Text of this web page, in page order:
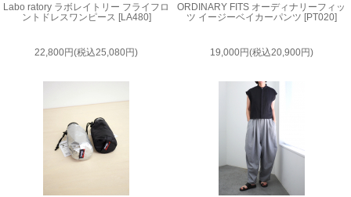
Labo ratory ラボレイトリー フライフロ
ントドレスワンピース [LA480]
22,800円(税込25,080円)
ORDINARY FITS オーディナリーフィッ
ツ イージーベイカーパンツ [PT020]
19,000円(税込20,900円)